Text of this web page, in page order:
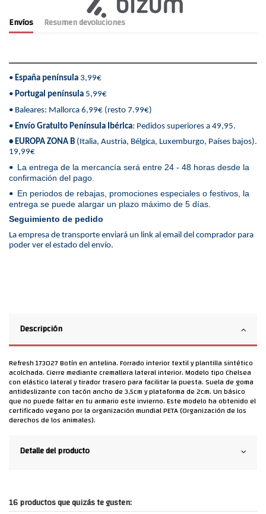
Envíos Resumen devoluciones
• España península 3,99€
• Portugal península 5,99€
• Baleares: Mallorca 6,99€ (resto 7.99€)
• Envío Gratuito Península Ibérica: Pedidos superiores a 49,95.
• EUROPA ZONA B (Italia, Austria, Bélgica, Luxemburgo, Países bajos).
19,99€
• La entrega de la mercancía será entre 24 - 48 horas desde la
confirmación del pago.
• En periodos de rebajas, promociones especiales o festivos, la
entrega se puede alargar un plazo máximo de 5 días.
Seguimiento de pedido
La empresa de transporte enviará un link al email del comprador para
poder ver el estado del envío.
Descripción
Refresh 173027 Botín en antelina. Forrado interior textil y plantilla sintético
acolchada. Cierre mediante cremallera lateral interior. Modelo tipo Chelsea
con elástico lateral y tirador trasero para facilitar la puesta. Suela de goma
antideslizante con tacón ancho de 3,5cm y plataforma de 2cm. Un básico
que no puede faltar en tu armario este invierno. Este modelo ha obtenido el
certificado vegano por la organización mundial PETA (Organización de los
derechos de los animales).
Detalle del producto
16 productos que quizás te gusten: